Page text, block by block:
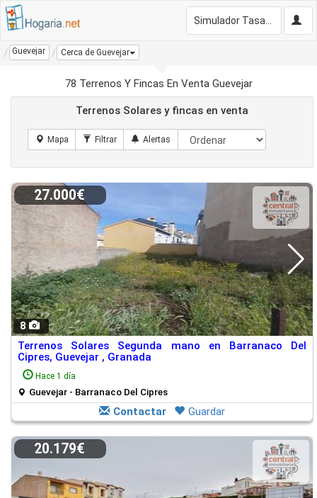
Guevejar Cerca de Guevejar
78 Terrenos Y Fincas En Venta Guevejar
Terrenos Solares y fincas en venta
8
27.000€
Terrenos Solares Segunda mano en Barranaco Del
Cipres, Guevejar , Granada
Hace 1 día
Guevejar - Barranaco Del Cipres
Contactar Guardar
20.179€